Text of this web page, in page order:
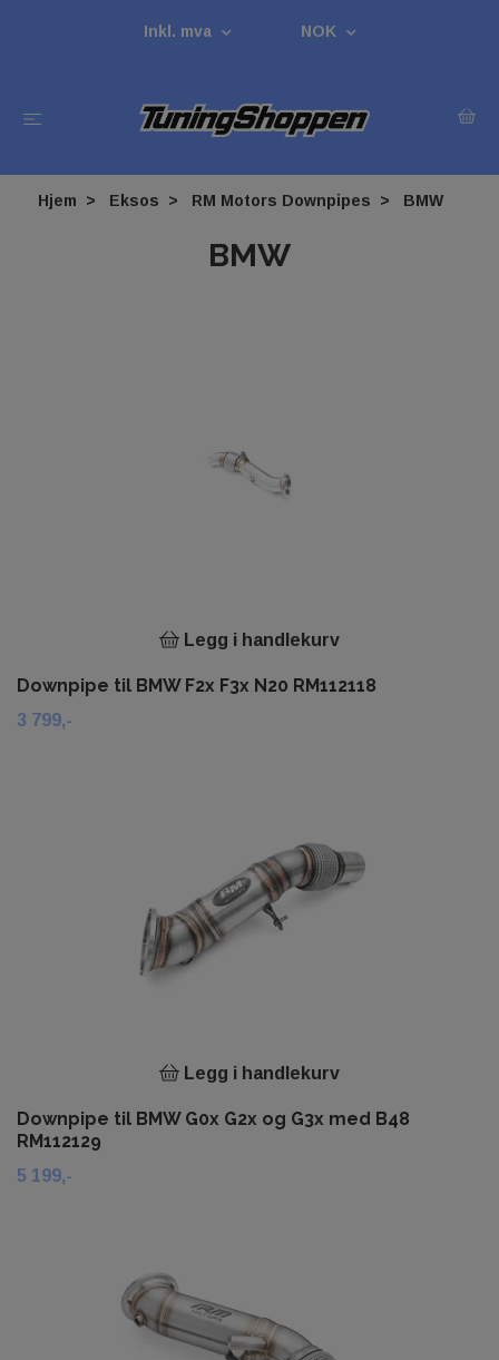
Inkl. mva NOK
Hjem Eksos RM Motors Downpipes BMW
BMW
Legg i handlekurv
Downpipe til BMW F2x F3x N20 RM112118
3 799,-
Legg i handlekurv
Downpipe til BMW G0x G2x og G3x med B48
RM112129
5 199,-